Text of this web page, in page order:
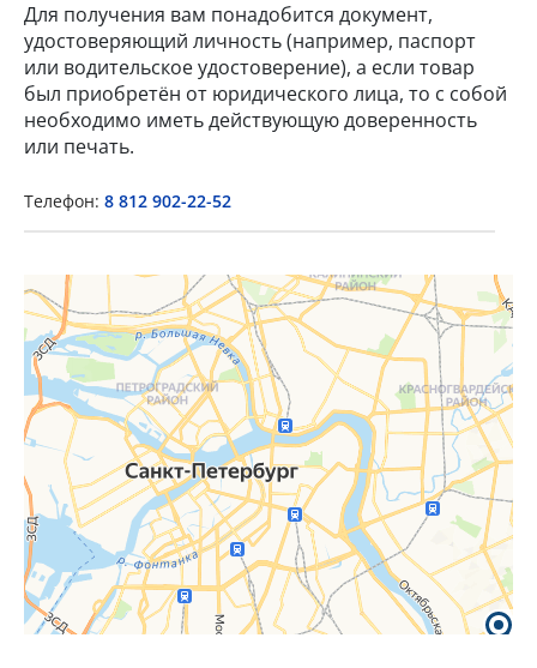
Для получения вам понадобится документ,
удостоверяющий личность (например, паспорт
или водительское удостоверение), а если товар
был приобретён от юридического лица, то с собой
необходимо иметь действующую доверенность
или печать.
Телефон: 8 812 902-22-52
Popup Title
×